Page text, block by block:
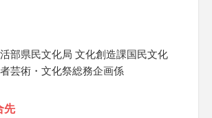
部県民文化局 文化創造課国民文化
芸術・文化祭総務企画係
先